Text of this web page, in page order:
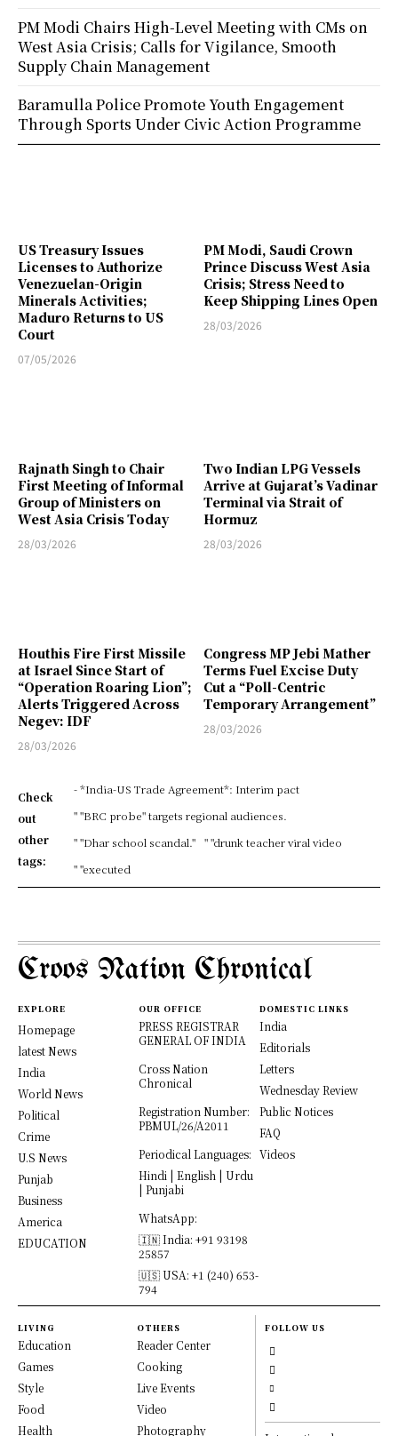
US Treasury Issues
Licenses to Authorize
Venezuelan-Origin
Minerals Activities;
Maduro Returns to US
Court
07/05/2026
PM Modi, Saudi Crown
Prince Discuss West Asia
Crisis; Stress Need to
Keep Shipping Lines Open
28/03/2026
Rajnath Singh to Chair
First Meeting of Informal
Group of Ministers on
West Asia Crisis Today
28/03/2026
Two Indian LPG Vessels
Arrive at Gujarat’s Vadinar
Terminal via Strait of
Hormuz
28/03/2026
Houthis Fire First Missile
at Israel Since Start of
“Operation Roaring Lion”;
Alerts Triggered Across
Negev: IDF
28/03/2026
Congress MP Jebi Mather
Terms Fuel Excise Duty
Cut a “Poll-Centric
Temporary Arrangement”
28/03/2026
Check
out
other
tags:
- *India-US Trade Agreement*: Interim pact
" "BRC probe" targets regional audiences.
" "Dhar school scandal." " "drunk teacher viral video
" "executed
PM Modi Chairs High-Level Meeting with CMs on
West Asia Crisis; Calls for Vigilance, Smooth
Supply Chain Management
Baramulla Police Promote Youth Engagement
Through Sports Under Civic Action Programme
Croos Nation Chronical
EXPLORE
Homepage
latest News
India
World News
Political
Crime
U.S News
Punjab
Business
America
EDUCATION
OUR OFFICE
PRESS REGISTRAR
GENERAL OF INDIA
Cross Nation
Chronical
Registration Number:
PBMUL/26/A2011
Periodical Languages:
Hindi | English | Urdu
| Punjabi
WhatsApp:
🇮🇳 India: +91 93198
25857
🇺🇸 USA: +1 (240) 653-
794
DOMESTIC LINKS
India
Editorials
Letters
Wednesday Review
Public Notices
FAQ
Videos
LIVING
Education
Games
Style
Food
Health
OTHERS
Reader Center
Cooking
Live Events
Video
Photography
FOLLOW US